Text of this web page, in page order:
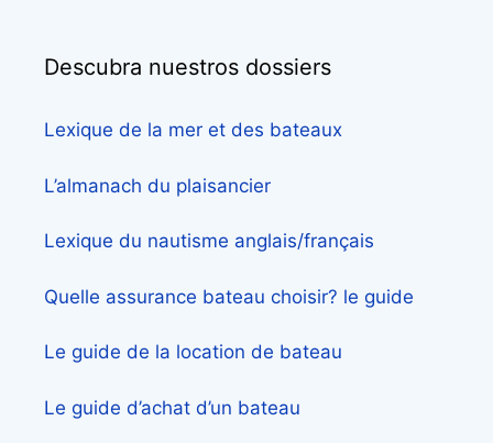
Descubra nuestros dossiers
Lexique de la mer et des bateaux
L’almanach du plaisancier
Lexique du nautisme anglais/français
Quelle assurance bateau choisir? le guide
Le guide de la location de bateau
Le guide d’achat d’un bateau